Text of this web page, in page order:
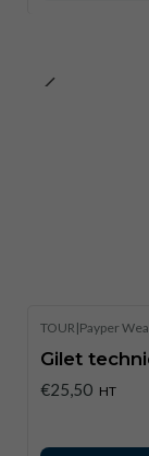
TOUR |Payper
Gilet
€25,50 HT